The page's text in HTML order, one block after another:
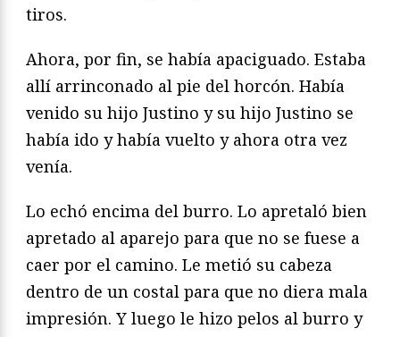
tiros.
Ahora, por fin, se había apaciguado. Estaba
allí arrinconado al pie del horcón. Había
venido su hijo Justino y su hijo Justino se
había ido y había vuelto y ahora otra vez
venía.
Lo echó encima del burro. Lo apretaló bien
apretado al aparejo para que no se fuese a
caer por el camino. Le metió su cabeza
dentro de un costal para que no diera mala
impresión. Y luego le hizo pelos al burro y